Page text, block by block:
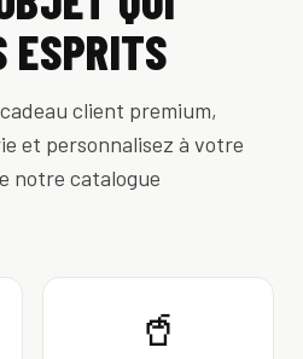
ESPRITS
client premium,
et personnalisez à votre
notre catalogue
🥤